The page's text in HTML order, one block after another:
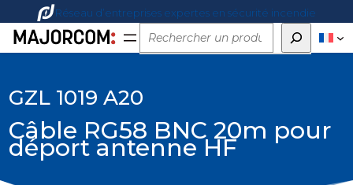
Réseau d’entreprises expertes en sécurité incendie
Rechercher
GZL 1019 A20
Câble RG58 BNC 20m pour
déport antenne HF